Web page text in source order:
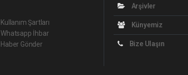
Kullanım Şartları
Whatsapp İhbar
Haber Gönder
Arşivler
Künyemiz
Bize Ulaşın